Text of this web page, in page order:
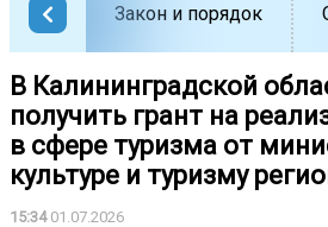
Закон и порядок
В Калининградской
получить грант на
в сфере туризма от
культуре и туризму
15:3401.07.2026